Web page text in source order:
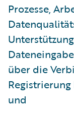
Prozesse,
über die
und